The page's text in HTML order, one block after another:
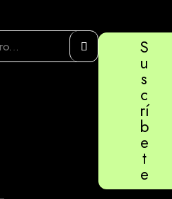
S
u
s
c
rí
b
e
t
e